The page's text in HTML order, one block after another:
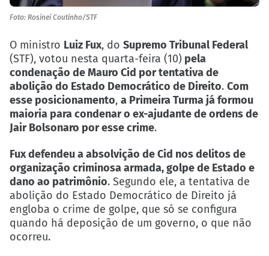
Foto: Rosinei Coutinho/STF
O ministro Luiz Fux, do Supremo Tribunal Federal
(STF), votou nesta quarta-feira (10) pela
condenação de Mauro Cid por tentativa de
abolição do Estado Democrático de Direito. Com
esse posicionamento, a Primeira Turma já formou
maioria para condenar o ex-ajudante de ordens de
Jair Bolsonaro por esse crime.
Fux defendeu a absolvição de Cid nos delitos de
organização criminosa armada, golpe de Estado e
dano ao patrimônio. Segundo ele, a tentativa de
abolição do Estado Democrático de Direito já
engloba o crime de golpe, que só se configura
quando há deposição de um governo, o que não
ocorreu.